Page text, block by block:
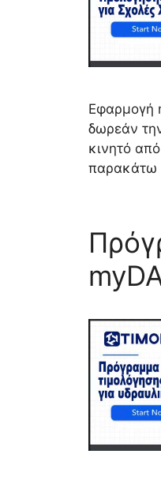
Εφαρμογή
δωρεάν
κινητό
παρακάτω